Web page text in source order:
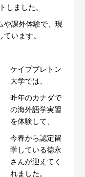
しました。
や課外体験で、現
います。
ケイプブレトン
大学では、
昨年のカナダで
の海外語学実習
を体験して、
今春から認定留
学している徳永
さんが迎えてく
れました。